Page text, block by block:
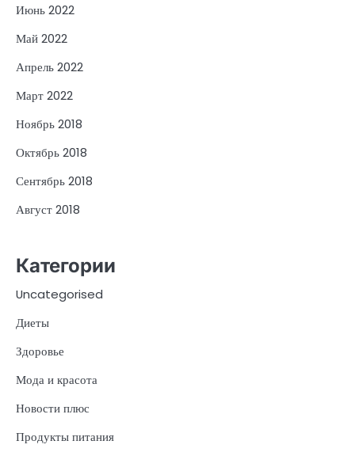
Июнь 2022
Май 2022
Апрель 2022
Март 2022
Ноябрь 2018
Октябрь 2018
Сентябрь 2018
Август 2018
Категории
Uncategorised
Диеты
Здоровье
Мода и красота
Новости плюс
Продукты питания